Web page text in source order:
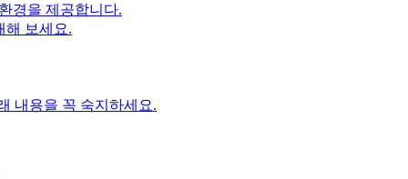
경을 제공합니다.
해 보세요.
내용을 꼭 숙지하세요.